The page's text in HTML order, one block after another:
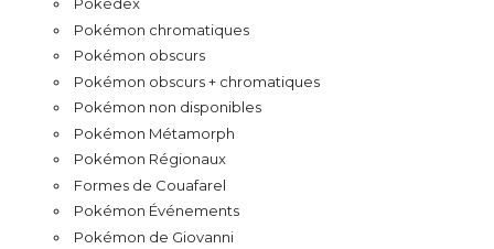
Pokémon chromatiques
Pokémon obscurs
Pokémon obscurs + chromatiques
Pokémon non disponibles
Pokémon Métamorph
Pokémon Régionaux
Formes de Couafarel
Pokémon Événements
Pokémon de Giovanni